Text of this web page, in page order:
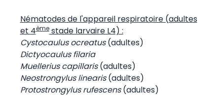
Nématodes de l'appareil respiratoire (adultes
et 4èmestade larvaire L4) :
Cystocaulus ocreatus(adultes)
Dictyocaulus filaria
Muellerius capillaris(adultes)
Neostrongylus linearis(adultes)
Protostrongylus rufescens(adultes)